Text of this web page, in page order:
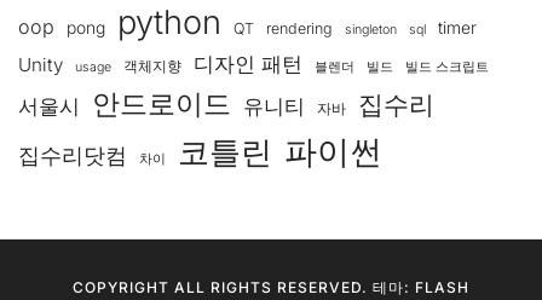
oop pong python QT rendering singleton sql timer
Unity usage 객체지향 디자인 패턴 블렌더 빌드 빌드 스크립트
서울시 안드로이드 유니티 자바 집수리
집수리닷컴 차이 코틀린 파이썬
COPYRIGHT ALL RIGHTS RESERVED. 테마: FLASH